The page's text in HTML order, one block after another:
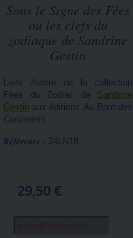
Sous le Signe des Fées
ou les clefs du
zodiaque de Sandrine
Gestin
Livre illustré de la collection
Fées du Zodiac de Sandrine
Gestin aux éditions Au Bord des
Continents
Référence : 24LN18
29,50 €